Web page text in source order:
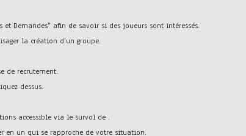
Demandes" afin de savoir si des joueurs sont intéressés.
la création d'un groupe.
de recrutement.
dessus.
accessible via le survol de .
en un qui se rapproche de votre situation.